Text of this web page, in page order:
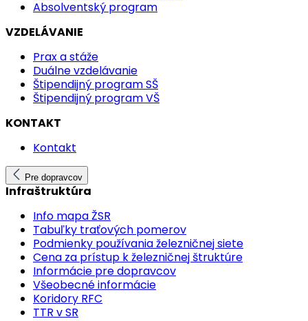
Absolventský program
VZDELÁVANIE
Prax a stáže
Duálne vzdelávanie
Štipendijný program SŠ
Štipendijný program VŠ
KONTAKT
Kontakt
Pre dopravcov
Infraštruktúra
Info mapa ŽSR
Tabuľky traťových pomerov
Podmienky používania železničnej siete
Cena za prístup k železničnej štruktúre
Informácie pre dopravcov
Všeobecné informácie
Koridory RFC
TTR v SR